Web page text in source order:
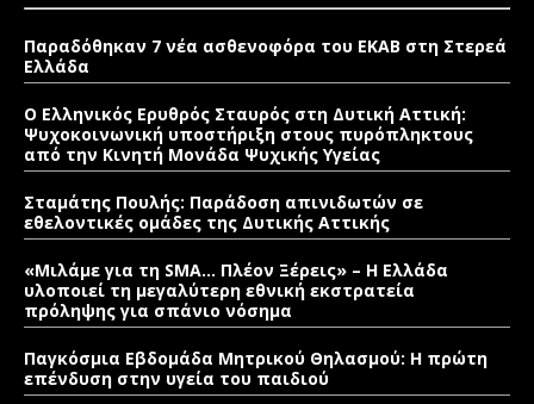
Παραδόθηκαν 7 νέα ασθενοφόρα του ΕΚΑΒ στη Στερεά
Ελλάδα
Ο Ελληνικός Ερυθρός Σταυρός στη Δυτική Αττική:
Ψυχοκοινωνική υποστήριξη στους πυρόπληκτους
από την Κινητή Μονάδα Ψυχικής Υγείας
Σταμάτης Πουλής: Παράδοση απινιδωτών σε
εθελοντικές ομάδες της Δυτικής Αττικής
«Μιλάμε για τη SMA… Πλέον Ξέρεις» – Η Ελλάδα
υλοποιεί τη μεγαλύτερη εθνική εκστρατεία
πρόληψης για σπάνιο νόσημα
Παγκόσμια Εβδομάδα Μητρικού Θηλασμού: Η πρώτη
επένδυση στην υγεία του παιδιού